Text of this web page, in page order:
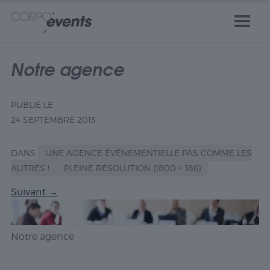
Notre agence
PUBLIÉ LE
24 SEPTEMBRE 2013
DANS
UNE AGENCE ÉVÉNEMENTIELLE PAS COMME LES
AUTRES !
PLEINE RÉSOLUTION (1800 × 186)
Suivant →
Notre agence